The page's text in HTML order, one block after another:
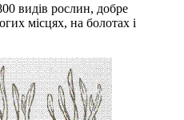
видів рослин, добре
місцях, на болотах і